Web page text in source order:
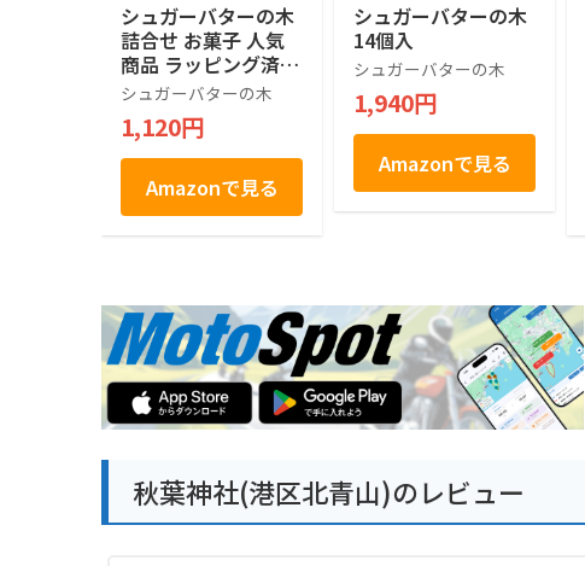
シュガーバターの木
詰合せ お菓子 人気
商品 ラッピング済 (7
個入)
シュガーバターの木
1,120円
Amazonで見る
シュガーバターの木
14個入
シュガーバターの木
1,940円
Amazonで見る
秋葉神社(港区北青山)のレビュー